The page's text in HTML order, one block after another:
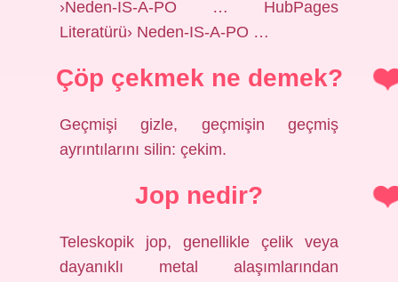
›Neden-IS-A-PO … HubPages
Literatürü› Neden-IS-A-PO …
Çöp çekmek ne demek?
Geçmişi gizle, geçmişin geçmiş
ayrıntılarını silin: çekim.
Jop nedir?
Teleskopik jop, genellikle çelik veya
dayanıklı metal alaşımlarından